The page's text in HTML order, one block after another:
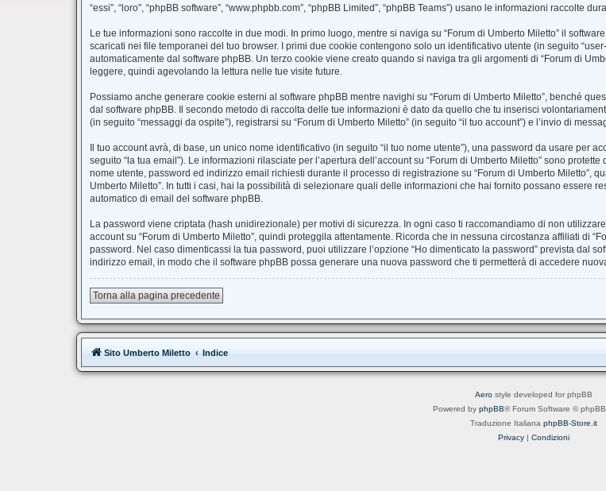
“essi”, “loro”, “phpBB software”, “www.phpbb.com”, “phpBB Limited”, “phpBB Teams”) usano le informazioni raccolte
Le tue informazioni sono raccolte in due modi. In primo luogo, mentre si naviga su “Forum di Umberto Miletto” il
scaricati nei file temporanei del tuo browser. I primi due cookie contengono solo un identificativo utente (in seguito
automaticamente dal software phpBB. Un terzo cookie viene creato quando si naviga tra gli argomenti di “Forum di
leggere, quindi agevolando la lettura nelle tue visite future.
Possiamo anche generare cookie esterni al software phpBB mentre navighi su “Forum di Umberto Miletto”, benché
dal software phpBB. Il secondo metodo di raccolta delle tue informazioni è dato da quello che tu inserisci
(in seguito “messaggi da ospite”), registrarsi su “Forum di Umberto Miletto” (in seguito “il tuo account”) e l’invio di
Il tuo account avrà, di base, un unico nome identificativo (in seguito “il tuo nome utente”), una password da usare per
seguito “la tua email”). Le informazioni rilasciate per l’apertura dell’account su “Forum di Umberto Miletto” sono
nome utente, password ed indirizzo email richiesti durante il processo di registrazione su “Forum di Umberto Miletto”,
Umberto Miletto”. In tutti i casi, hai la possibilità di selezionare quali delle informazioni che hai fornito possano essere
automatico di email del software phpBB.
La password viene criptata (hash unidirezionale) per motivi di sicurezza. In ogni caso ti raccomandiamo di non
account su “Forum di Umberto Miletto”, quindi proteggila attentamente. Ricorda che in nessuna circostanza affiliati di
password. Nel caso dimenticassi la tua password, puoi utilizzare l’opzione “Ho dimenticato la password” prevista dal
indirizzo email, in modo che il software phpBB possa generare una nuova password che ti permetterà di accedere
Torna alla pagina precedente
Sito Umberto Miletto Indice
Aero style developed for phpBB
Powered by phpBB® Forum Software ©
Traduzione Italiana phpBB-Store.it
Privacy | Condizioni